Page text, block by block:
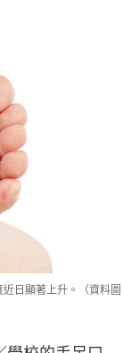
日顯著上升。（資料圖